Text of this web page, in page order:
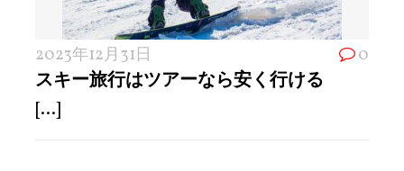
2023年12月31日 0
スキー旅行はツアーなら安く行ける
[...]